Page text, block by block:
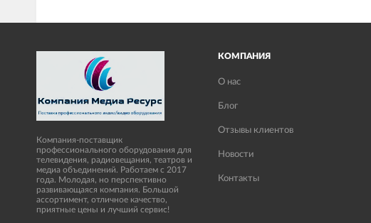
Компания-поставщик
профессионального оборудования для
телевидения, радиовещания, театров и
медиа объединений. Работаем с 2017
года. Молодая, но перспективно
развивающаяся компания. Большой
ассортимент, отличное качество,
приятные цены и лучший сервис!
КОМПАНИЯ
О нас
Блог
Отзывы клиентов
Новости
Контакты